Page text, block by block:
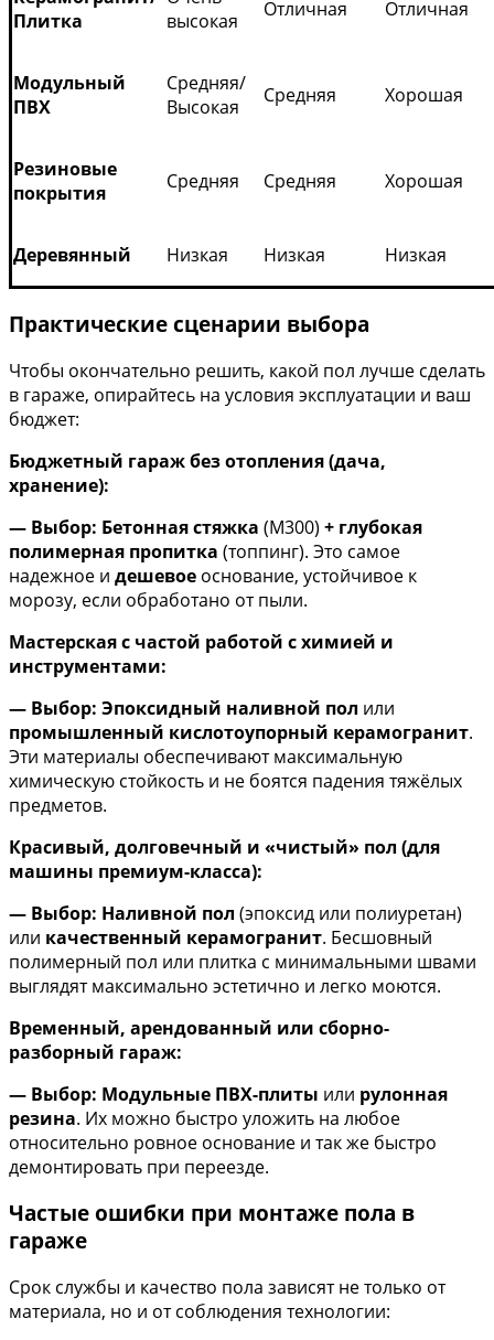
Плитка
высокая
Отличная Отличная
Модульный
ПВХ
Средняя/
Высокая
Средняя Хорошая
Резиновые
покрытия
Средняя Средняя Хорошая
Деревянный Низкая Низкая Низкая
Практические сценарии выбора
Чтобы окончательно решить, какой пол лучше сделать
в гараже, опирайтесь на условия эксплуатации и ваш
бюджет:
Бюджетный гараж без отопления (дача,
хранение):
— Выбор: Бетонная стяжка (М300) + глубокая
полимерная пропитка (топпинг). Это самое
надежное и дешевое основание, устойчивое к
морозу, если обработано от пыли.
Мастерская с частой работой с химией и
инструментами:
— Выбор: Эпоксидный наливной пол или
промышленный кислотоупорный керамогранит.
Эти материалы обеспечивают максимальную
химическую стойкость и не боятся падения тяжёлых
предметов.
Красивый, долговечный и «чистый» пол (для
машины премиум-класса):
— Выбор: Наливной пол (эпоксид или полиуретан)
или качественный керамогранит. Бесшовный
полимерный пол или плитка с минимальными швами
выглядят максимально эстетично и легко моются.
Временный, арендованный или сборно-
разборный гараж:
— Выбор: Модульные ПВХ-плиты или рулонная
резина. Их можно быстро уложить на любое
относительно ровное основание и так же быстро
демонтировать при переезде.
Частые ошибки при монтаже пола в
гараже
Срок службы и качество пола зависят не только от
материала, но и от соблюдения технологии: